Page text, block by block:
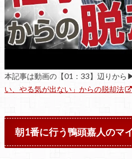
本記事は動画の【01：33】辺りから
い、やる気が出ない」からの脱却法
朝1番に行う鴨頭嘉人のマ